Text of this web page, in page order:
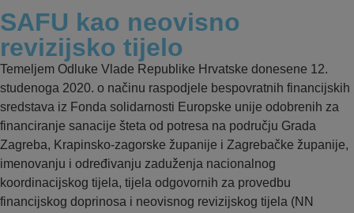
SAFU kao neovisno
revizijsko tijelo
Temeljem Odluke Vlade Republike Hrvatske donesene 12.
studenoga 2020. o načinu raspodjele bespovratnih financijskih
sredstava iz Fonda solidarnosti Europske unije odobrenih za
financiranje sanacije šteta od potresa na području Grada
Zagreba, Krapinsko-zagorske županije i Zagrebačke županije,
imenovanju i određivanju zaduženja nacionalnog
koordinacijskog tijela, tijela odgovornih za provedbu
financijskog doprinosa i neovisnog revizijskog tijela (NN